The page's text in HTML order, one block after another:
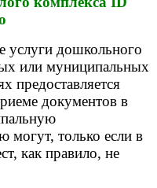
услуги дошкольного
или муниципальных
предоставляется
документов в
могут, только если в
как правило, не